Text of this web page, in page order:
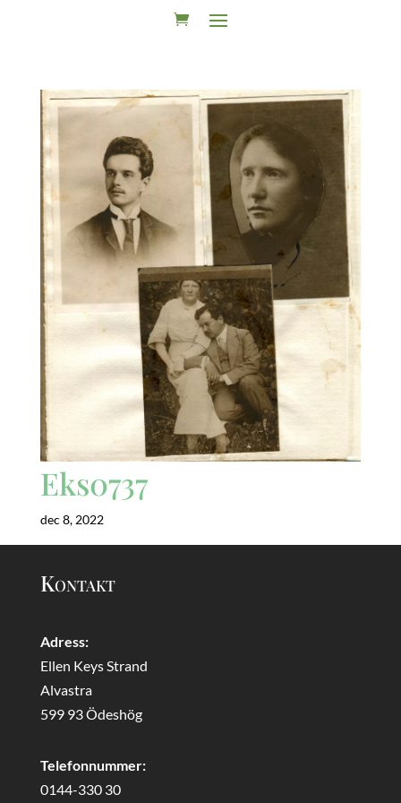
Eks0737
dec 8, 2022
Kontakt
Adress:
Ellen Keys Strand
Alvastra
599 93 Ödeshög
Telefonnummer:
0144-330 30